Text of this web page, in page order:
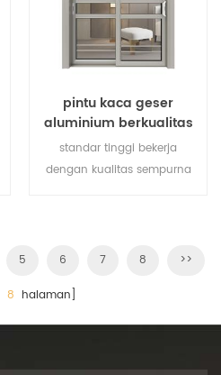
pintu kaca geser
aluminium berkualitas
tinggi
standar tinggi bekerja
dengan kualitas sempurna
memberikan pintu geser
5 6 7 8 >>
8 halaman]